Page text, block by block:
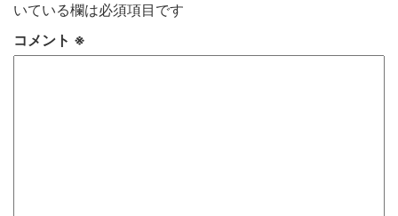
いている欄は必須項目です
コメント ※